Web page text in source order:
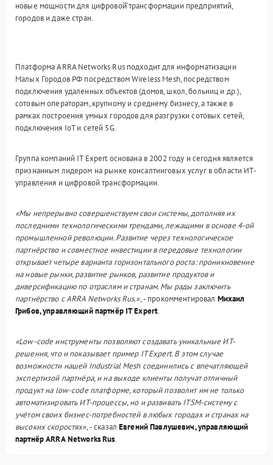
новые мощности для цифровой̆ трансформации предприятий,
городов и даже стран.
Платформа ARRA Networks Rus подходит для информатизации
Малых Городов РФ посредством Wireless Mesh, посредством
подключения удаленных объектов (домов, школ, больниц и др.),
сотовым операторам, крупному и среднему бизнесу, а также в
рамках построения умных городов для разгрузки сотовых сетей,
подключения IoT и сетей 5G.
Группа компаний IT Expert основана в 2002 году и сегодня является
признанным лидером на рынке консалтинговых услуг в области ИТ-
управления и цифровой трансформации.
«Мы непрерывно совершенствуем свои системы, дополняя их
последними технологическими трендами, лежащими в основе 4-ой
промышленной революции. Развитие через технологическое
партнёрство и совместное инвестиции в передовые технологии
открывает четыре варианта горизонтального роста: проникновение
на новые рынки, развитие рынков, развитие продуктов и
диверсификацию по отраслям и странам. Мы радызаключить
партнёрство с ARRA Networks Rus.»,- прокомментировал Михаил
Грибов, управляющий партнёр ITExpert.
«Low-code инструменты позволяют создавать уникальные ИТ-
решения, что и показывает пример IT Expert. В этом случае
возможности нашей Industrial Meshсоединились с впечатляющей
экспертизой партнёра, и на выходе клиенты получат отличный
продукт на low-code платформе, который позволит им не только
автоматизировать ИТ-процессы, но и развивать ITSM-систему с
учётом своих бизнес-потребностей в любых городах и странах на
высоких скоростях»,- сказалЕвгений Павлушевич, управляющий
партнёрARRANetworksRus.